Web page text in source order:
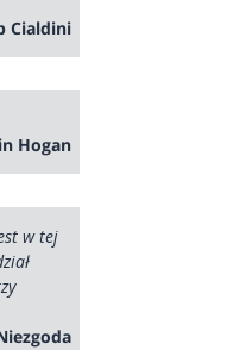
Cialdini
Hogan
w tej